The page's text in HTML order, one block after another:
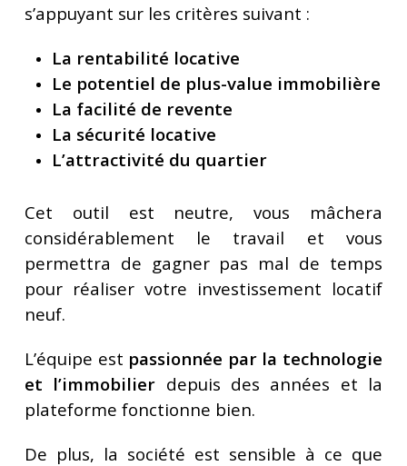
s’appuyant sur les critères suivant :
La rentabilité locative
Le potentiel de plus-value immobilière
La facilité de revente
La sécurité locative
L’attractivité du quartier
Cet outil est neutre, vous mâchera
considérablement le travail et vous
permettra de gagner pas mal de temps
pour réaliser votre investissement locatif
neuf.
L’équipe est passionnée par la technologie
et l’immobilier depuis des années et la
plateforme fonctionne bien.
De plus, la société est sensible à ce que